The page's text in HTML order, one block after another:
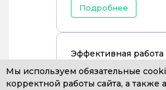
Подробнее
Эффективная работа
справочником
Подробнее
Мы используем обязательные
корректной работы сайта, а также